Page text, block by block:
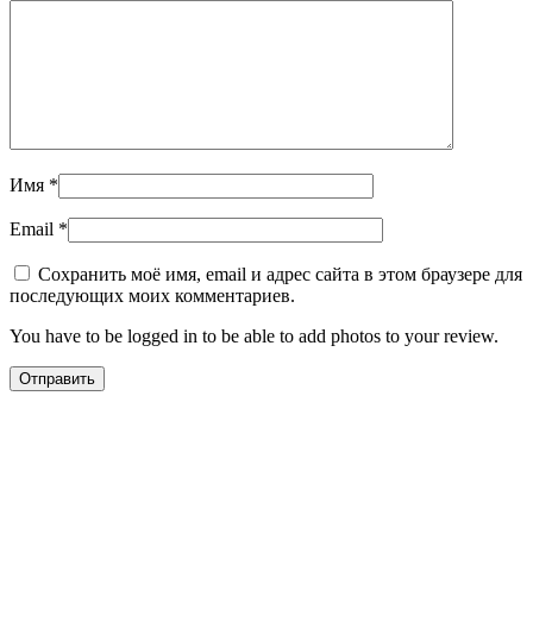
Имя *
Email *
Сохранить моё имя, email и адрес сайта в этом браузере для
последующих моих комментариев.
You have to be logged in to be able to add photos to your review.